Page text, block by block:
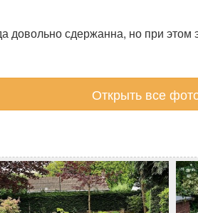
довольно сдержанна, но при этом
Открыть все